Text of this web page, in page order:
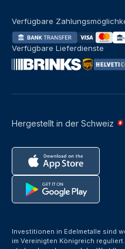
Hergestellt in der Schweiz
Verfügbare
Verfügbare Lieferdienste
Investitionen in Edelmetalle sind
im Vereinigten Königreich